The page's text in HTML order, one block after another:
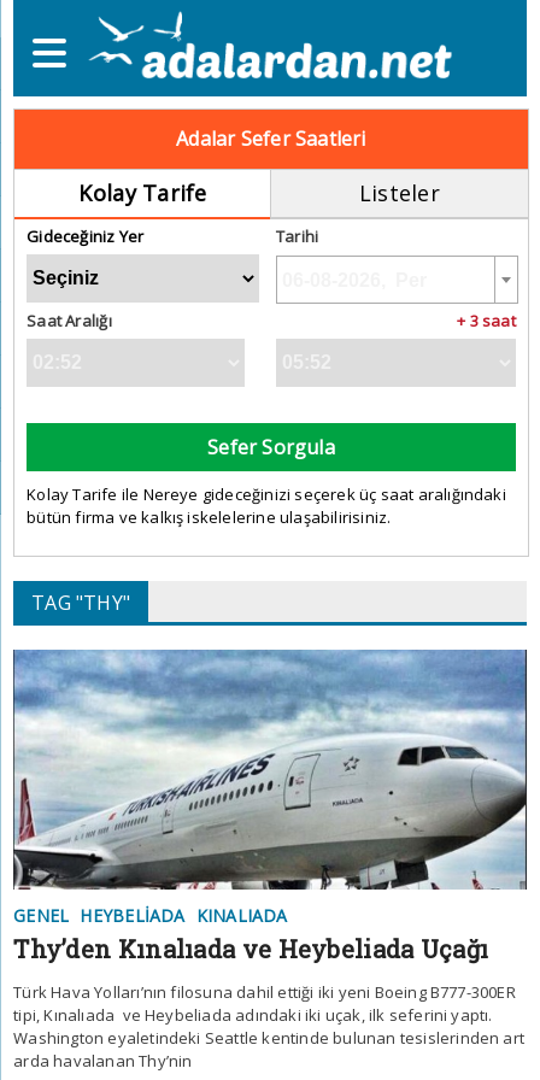
Adalar Sefer Saatleri
Kolay Tarife Listeler
Gideceğiniz Yer Tarihi
Saat Aralığı + 3 saat
Sefer Sorgula
Kolay Tarife ile Nereye gideceğinizi seçerek üç saat aralığındaki
bütün firma ve kalkış iskelelerine ulaşabilirisiniz.
TAG "THY"
GENEL HEYBELIADA KINALIADA
Thy’den Kınalıada ve Heybeliada Uçağı
Türk Hava Yolları’nın filosuna dahil ettiği iki yeni Boeing B777-300ER
tipi, Kınalıada ve Heybeliada adındaki iki uçak, ilk seferini yaptı.
Washington eyaletindeki Seattle kentinde bulunan tesislerinden art
arda havalanan Thy’nin